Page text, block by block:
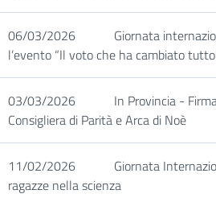
06/03/2026
Giornata
l’evento “Il voto che ha cambiato
03/03/2026
In Provincia -
Consigliera di Parità e Arca di Noè
11/02/2026
Giornata
ragazze nella scienza